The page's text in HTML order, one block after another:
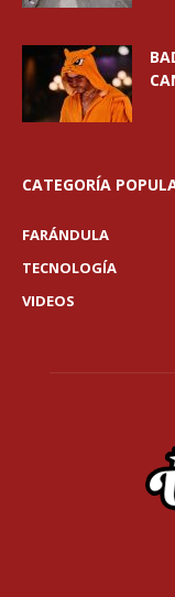
CATEGORÍA
FARÁNDULA
TECNOLOGÍA
VIDEOS